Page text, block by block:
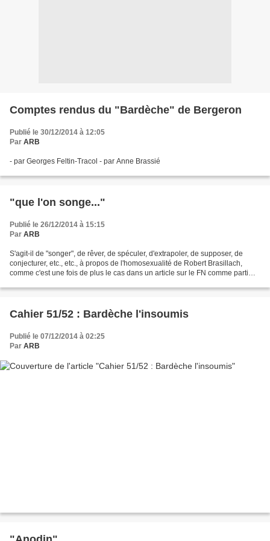
Comptes rendus du "Bardèche" de Bergeron
Publié le 30/12/2014 à 12:05
Par ARB
- par Georges Feltin-Tracol - par Anne Brassié
"que l'on songe..."
Publié le 26/12/2014 à 15:15
Par ARB
S'agit-il de "songer", de rêver, de spéculer, d'extrapoler, de supposer, de
conjecturer, etc., etc., à propos de l'homosexualité de Robert Brasillach,
comme c'est une fois de plus le cas dans un article sur le FN comme parti
Cahier 51/52 : Bardèche l'insoumis
Publié le 07/12/2014 à 02:25
Par ARB